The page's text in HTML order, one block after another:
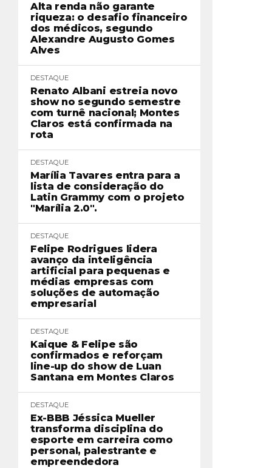
Alta renda não garante
riqueza: o desafio financeiro
dos médicos, segundo
Alexandre Augusto Gomes
Alves
DESTAQUE
Renato Albani estreia novo
show no segundo semestre
com turnê nacional; Montes
Claros está confirmada na
rota
DESTAQUE
Marília Tavares entra para a
lista de consideração do
Latin Grammy com o projeto
"Marília 2.0".
DESTAQUE
Felipe Rodrigues lidera
avanço da inteligência
artificial para pequenas e
médias empresas com
soluções de automação
empresarial
DESTAQUE
Kaique & Felipe são
confirmados e reforçam
line-up do show de Luan
Santana em Montes Claros
DESTAQUE
Ex-BBB Jéssica Mueller
transforma disciplina do
esporte em carreira como
personal, palestrante e
empreendedora